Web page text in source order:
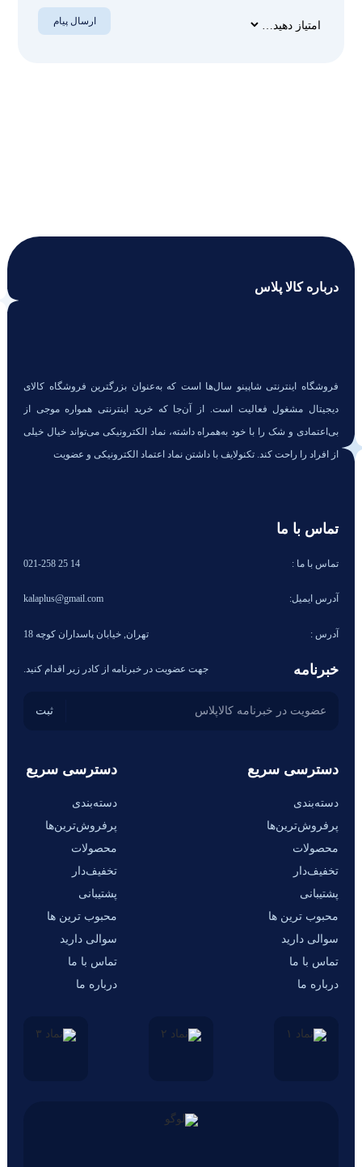
درباره کالا پلاس
فروشگاه اینترنتی شاپینو سال‌ها است که به‌عنوان بزرگترین فروشگاه کالای
دیجیتال مشغول فعالیت است. از آن‌جا که خرید اینترنتی همواره موجی از
بی‌اعتمادی و شک را با خود به‌همراه داشته، نماد الکترونیکی می‌تواند خیال خیلی
از افراد را راحت کند. تکنولایف با داشتن نماد اعتماد الکترونیکی و عضویت
دسترسی سریع
دسته‌بندی
پرفروش‌ترین‌ها
محصولات
تخفیف‌دار
پشتیبانی
محبوب ترین ها
سوالی دارید
تماس با ما
درباره ما
تماس با ما
تماس با ما : 14 25 021-258
آدرس ایمیل: kalaplus@gmail.com
آدرس : تهران, خیابان پاسداران کوچه 18
خبرنامه جهت عضویت در خبرنامه از کادر زیر اقدام کنید.
دسترسی سریع
دسته‌بندی
پرفروش‌ترین‌ها
محصولات
تخفیف‌دار
پشتیبانی
محبوب ترین ها
سوالی دارید
تماس با ما
درباره ما